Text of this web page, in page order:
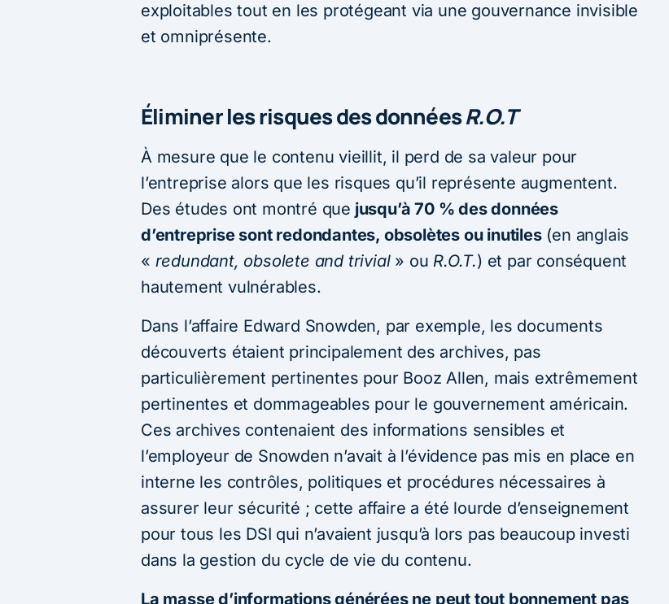
exploitables tout en les protégeant via une gouvernance invisible
et omniprésente.
Éliminer les risques des donnéesR.O.T
À mesure que le contenu vieillit, il perd de sa valeur pour
l’entreprise alors que les risques qu’il représente augmentent.
Des études ont montré que jusqu’à 70 % des données
d’entreprise sont redondantes, obsolètes ou inutiles(en anglais
« redundant, obsolete and trivial» ou R.O.T.) et par conséquent
hautement vulnérables.
Dans l’affaire Edward Snowden, par exemple, les documents
découverts étaient principalement des archives, pas
particulièrement pertinentes pour Booz Allen, mais extrêmement
pertinentes et dommageables pour le gouvernement américain.
Ces archives contenaient des informations sensibles et
l’employeur de Snowden n’avait à l’évidence pas mis en place en
interne les contrôles, politiques et procédures nécessaires à
assurer leur sécurité ; cette affaire a été lourde d’enseignement
pour tous les DSI qui n’avaient jusqu’à lors pas beaucoup investi
dans la gestion du cycle de vie du contenu.
La masse d’informations générées ne peut tout bonnement pas